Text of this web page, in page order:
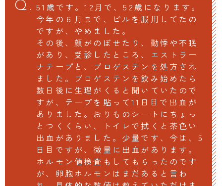
51歳です。12月で、52歳になります。
今年の６月まで、ピルを服用してたの
ですが、やめました。
その後、顔がのぼせたり、動悸や不眠
があり、受診したところ、エストラー
ナテープと、プロゲステンを処方され
ました。プロゲステンを飲み始めたら
数日後に生理がくると聞いていたので
すが、テープを貼って11日目で出血が
ありました。おりものシートにちょっ
とつくくらい、トイレで拭くと茶色い
出血がありました。少量です、今は、5
日目ですが、微量に出血があります。
ホルモン値検査もしてもらったのです
が、卵胞ホルモンはまだあると言わ